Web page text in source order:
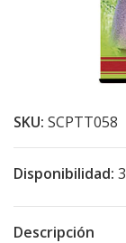
SKU: SCPTT058
Disponibilidad: 3
Descripción